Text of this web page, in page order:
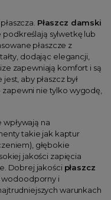
Płaszcz damski
sylwetkę lub
płaszcze z
dodając elegancji,
zapewniają komfort i są
aby płaszcz był
nie tylko wygodę,
na
takie jak kaptur
głębokie
jakości zapięcia
Dobrej jakości płaszcz
wodoodporny i
warunkach